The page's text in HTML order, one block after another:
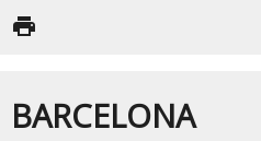
print
BARCELONA